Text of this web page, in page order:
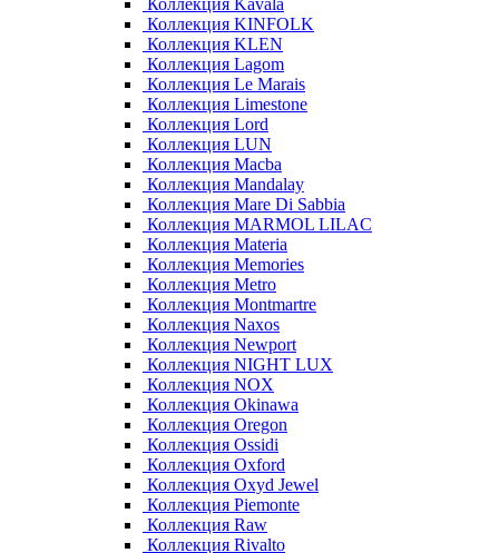
Коллекция Kavala
Коллекция KINFOLK
Коллекция KLEN
Коллекция Lagom
Коллекция Le Marais
Коллекция Limestone
Коллекция Lord
Коллекция LUN
Коллекция Macba
Коллекция Mandalay
Коллекция Mare Di Sabbia
Коллекция MARMOL LILAC
Коллекция Materia
Коллекция Memories
Коллекция Metro
Коллекция Montmartre
Коллекция Naxos
Коллекция Newport
Коллекция NIGHT LUX
Коллекция NOX
Коллекция Okinawa
Коллекция Oregon
Коллекция Ossidi
Коллекция Oxford
Коллекция Oxyd Jewel
Коллекция Piemonte
Коллекция Raw
Коллекция Rivalto